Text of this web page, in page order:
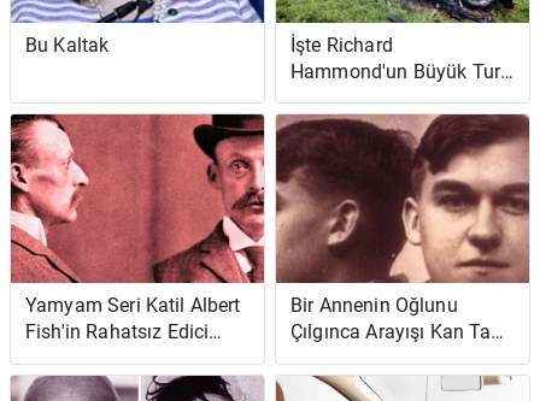
Bu Kaltak
İşte Richard
Hammond'un Büyük Tur
Çekimleri Sırasında
Yaşadığı Korkunç
Kazanın Videosu
(Güncelleme)
Yamyam Seri Katil Albert
Fish'in Rahatsız Edici
Vakası
Bir Annenin Oğlunu
Çılgınca Arayışı Kan Tadı
Olan Vahşi Bir Çiftçiye
Yol Açtı